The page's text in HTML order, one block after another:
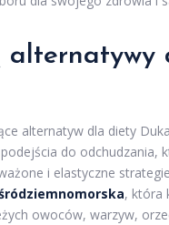
alternatywy
alternatyw dla diety
do odchudzania,
i elastyczne
, która
owoców, warzyw,